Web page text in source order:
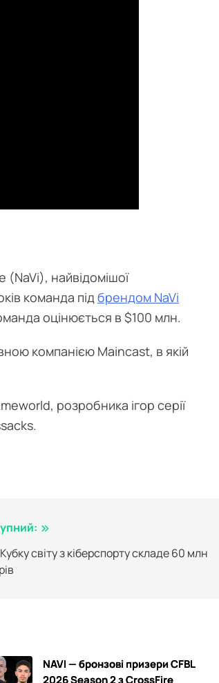
найвідомішої
команда під брендом NaVi
оцінюється в $100 млн.
компанією Maincast, в якій
розробника ігор серії
світу з кіберспорту складе 60 млн
NAVI — бронзові призери CFBL
2026 Season 2 з CrossFire